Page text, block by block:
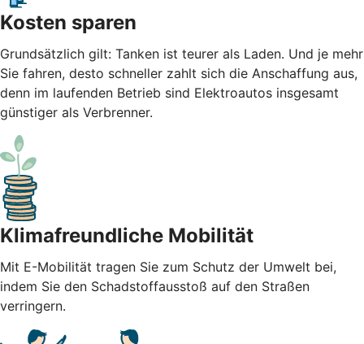
Kosten sparen
Grundsätzlich gilt: Tanken ist teurer als Laden. Und je mehr
Sie fahren, desto schneller zahlt sich die Anschaffung aus,
denn im laufenden Betrieb sind Elektroautos insgesamt
günstiger als Verbrenner.
Klimafreundliche Mobilität
Mit E-Mobilität tragen Sie zum Schutz der Umwelt bei,
indem Sie den Schadstoffausstoß auf den Straßen
verringern.